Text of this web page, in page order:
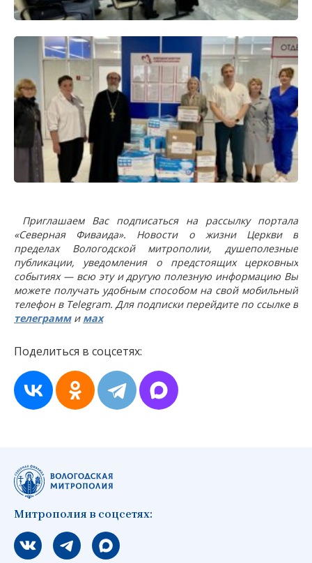
Приглашаем Вас подписаться на рассылку портала
«Северная Фиваида». Новости о жизни Церкви в
пределах Вологодской митрополии, душеполезные
публикации, уведомления о предстоящих церковных
событиях — всю эту и другую полезную информацию Вы
можете получать удобным способом на свой мобильный
телефон в Telegram. Для подписки перейдите по ссылке в
телеграмми мах
Поделиться в соцсетях:
Митрополия в соцсетях:
Мы вконтакте
Мы в telegram
Мы в Макс